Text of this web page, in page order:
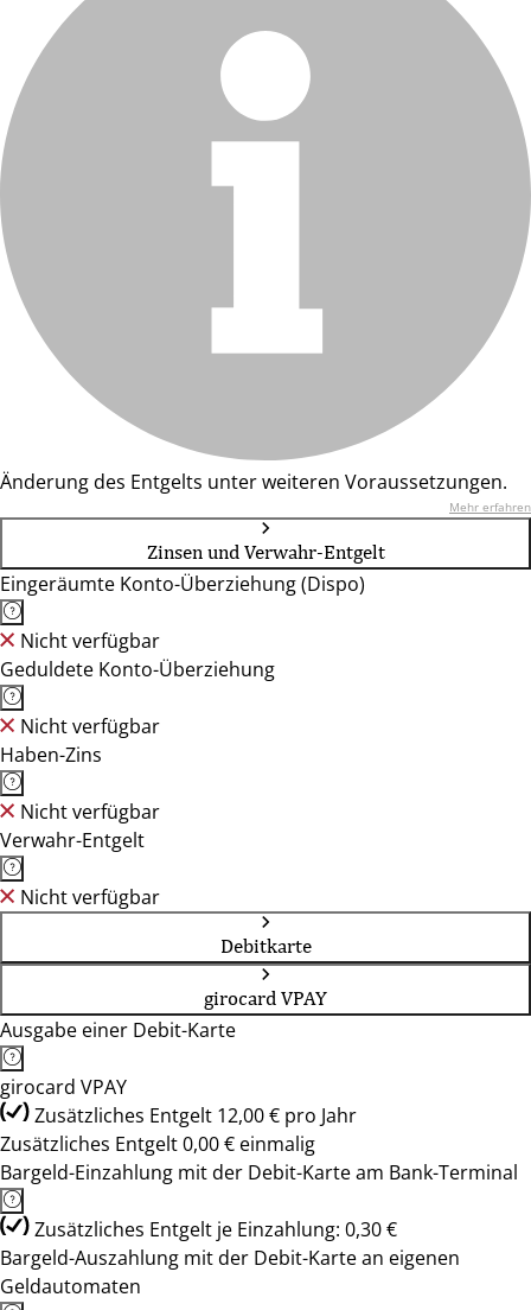
Änderung des Entgelts unter weiteren Voraussetzungen.
Mehr erfahren
Zinsen und Verwahr-Entgelt
Eingeräumte Konto-Überziehung (Dispo)
Nicht verfügbar
Geduldete Konto-Überziehung
Nicht verfügbar
Haben-Zins
Nicht verfügbar
Verwahr-Entgelt
Nicht verfügbar
Debitkarte
girocard VPAY
Ausgabe einer Debit-Karte
girocard VPAY
Zusätzliches Entgelt 12,00 € pro Jahr
Zusätzliches Entgelt 0,00 € einmalig
Bargeld-Einzahlung mit der Debit-Karte am Bank-Terminal
Zusätzliches Entgelt je Einzahlung: 0,30 €
Bargeld-Auszahlung mit der Debit-Karte an eigenen
Geldautomaten